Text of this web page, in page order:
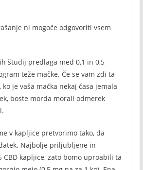
ni mogoče odgovoriti vsem
študij predlaga med 0,1 in 0,5
teže mačke. Če se vam zdi ta
je vaša mačka nekaj časa jemala
boste morda morali odmerek
v kapljice pretvorimo tako, da
Najbolje priljubljene in
CBD kapljice, zato bomo uproabili ta